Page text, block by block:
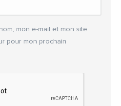
mon e-mail et mon site
pour mon prochain